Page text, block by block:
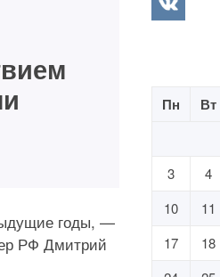
годы, —
РФ Дмитрий
Пн Вт
3
4
10
11
17
18